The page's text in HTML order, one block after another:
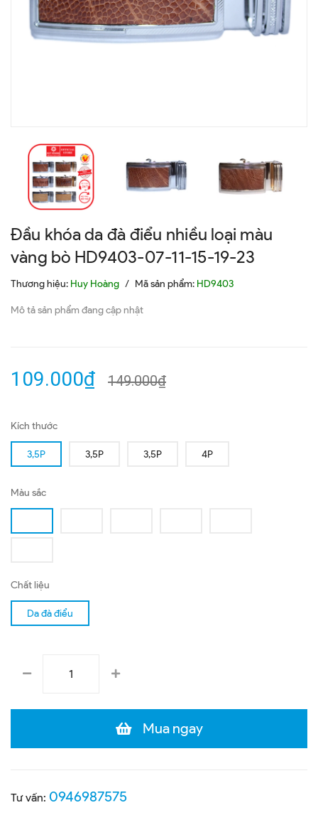
Đầu khóa da đà điểu nhiều loại màu
vàng bò HD9403-07-11-15-19-23
Thương hiệu: Huy Hoàng / Mã sản phẩm: HD9403
Mô tả sản phẩm đang cập nhật
109.000₫ 149.000₫
Kích thước
3,5P 3,5P 3,5P 4P
Màu sắc
Chất liệu
Da đà điểu
Mua ngay
Tư vấn: 0946987575